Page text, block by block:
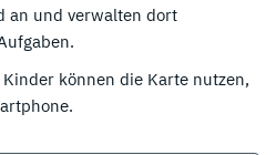
an und verwalten dort
Kinder können die Karte nutzen,